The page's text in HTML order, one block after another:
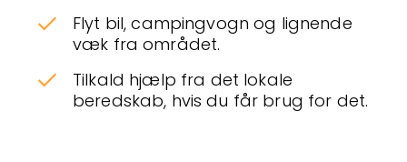
Flyt bil, campingvogn og lignende
væk fra området.
Tilkald hjælp fra det lokale
beredskab, hvis du får brug for det.